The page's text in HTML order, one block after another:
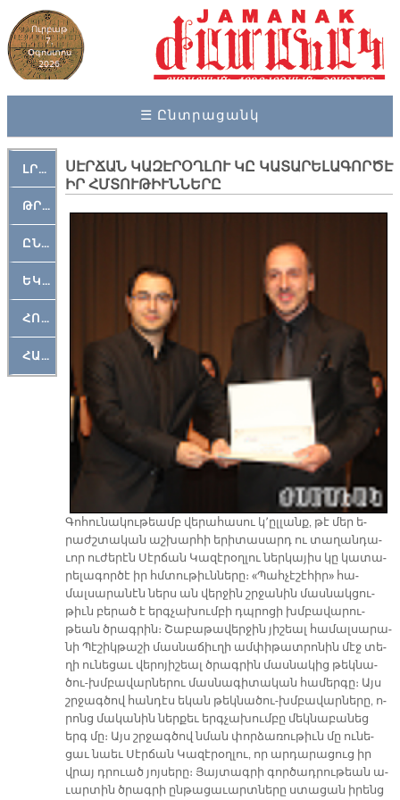
Ուրբաթ
7,
Օգոստոս
2026
☰ Ընտրացանկ
ԼՐԱՀՈՍ
ԹՐՔԱՀԱՅ ԿԵԱՆՔ
ԸՆԿԵՐԱՄՇԱԿՈՒԹԱՅԻՆ
ԵԿԵՂԵՑԱԿԱՆ
ՀՈԳԵՄՏԱՒՈՐ
ՀԱՐԹԱԿ
ՍԷՐՃԱՆ ԿԱԶԷՐՕՂԼՈՒ ԿԸ ԿԱՏԱՐԵԼԱԳՈՐԾԷ
ԻՐ ՀՄՏՈՒԹԻՒՆՆԵՐԸ
Գո­հու­նա­կու­թեամբ վե­րա­հա­սու կ՚ըլ­լանք, թէ մեր ե­
րաժշ­տա­կան աշ­խար­հի ե­րի­տա­սարդ ու տա­ղան­դա­
ւոր ու­ժե­րէն Սէր­ճան Կա­զէ­րօղ­լու ներ­կա­յիս կը կա­տա­
րե­լա­գոր­ծէ իր հմտու­թիւն­նե­րը։ «Պահ­չէ­շէ­հիր» հա­
մալսա­րա­նէն ներս ան վեր­ջին շրջա­նին մաս­նակ­ցու­
թիւն բե­րած է երգ­չա­խում­բի դպրո­ցի խմբա­վա­րու­
թեան ծրագ­րին։ Շա­բա­թա­վեր­ջին յի­շեալ հա­մալ­սա­րա­
նի Պէ­շիկ­թա­շի մաս­նա­ճիւ­ղի ամ­փի­թատ­րո­նին մէջ տե­
ղի ու­նե­ցաւ վե­րո­յի­շեալ ծրագ­րին մաս­նա­կից թեկ­նա­
ծու-խմբա­վար­նե­րու մաս­նա­գի­տա­կան հա­մեր­գը։ Այս
շրջագ­ծով հան­դէս ե­կան թեկ­նա­ծու-խմբա­վար­նե­րը, ո­
րոնց մա­կա­նին ներ­քեւ երգ­չա­խում­բը մեկ­նա­բա­նեց
երգ մը։ Այս շրջագ­ծով նման փոր­ձա­ռու­թիւն մը ու­նե­
ցաւ նաեւ Սէր­ճան Կա­զէ­րօղ­լու, որ ար­դա­րա­ցուց իր
վրայ դրուած յոյ­սե­րը։ Յայ­տագ­րի գոր­ծադ­րու­թեան ա­
ւար­տին ծրագ­րի ըն­թա­ցա­ւարտ­նե­րը ստա­ցան ի­րենց